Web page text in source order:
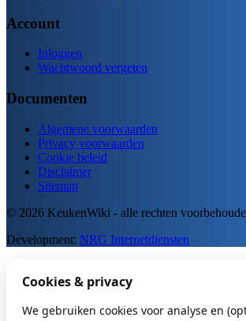
Account
Inloggen
Wachtwoord vergeten
Documenten
Algemene voorwaarden
Privacy voorwaarden
Cookie beleid
Disclaimer
Sitemap
© 2026 KeukenWiki - alle rechten
Development: NRG Internetdiensten
Cookies & privacy
We gebruiken cookies voor analyse en